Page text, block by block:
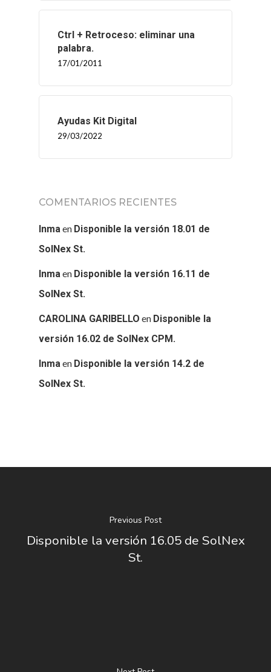
Ctrl + Retroceso: eliminar una
palabra.
17/01/2011
Ayudas Kit Digital
29/03/2022
COMENTARIOS RECIENTES
Inmaen Disponible la versión 18.01 de
SolNex St.
Inmaen Disponible la versión 16.11 de
SolNex St.
CAROLINA GARIBELLO en Disponible la
versión 16.02 de SolNex CPM.
Inmaen Disponible la versión 14.2 de
SolNex St.
Previous Post
Disponible la versión 16.05 de SolNex
St.